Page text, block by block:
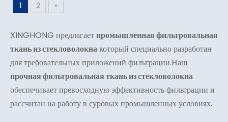
1 2 »
XINGHONG предлагаетпромышленная фильтровальная
ткань из стекловолокнакоторый специально разработан
для требовательных приложений фильтрации.Наш
прочная фильтровальная ткань из стекловолокна
обеспечивает превосходную эффективность фильтрации и
рассчитан на работу в суровых промышленных условиях.